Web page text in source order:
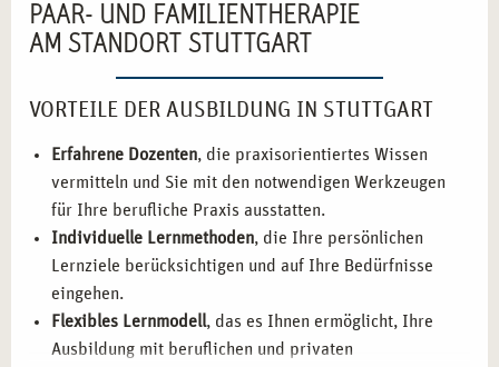
PAAR- UND FAMILIENTHERAPIE
AM STANDORT STUTTGART
VORTEILE DER AUSBILDUNG IN STUTTGART
Erfahrene Dozenten, die praxisorientiertes Wissen
vermitteln und Sie mit den notwendigen Werkzeugen
für Ihre berufliche Praxis ausstatten.
Individuelle Lernmethoden, die Ihre persönlichen
Lernziele berücksichtigen und auf Ihre Bedürfnisse
eingehen.
Flexibles Lernmodell, das es Ihnen ermöglicht, Ihre
Ausbildung mit beruflichen und privaten